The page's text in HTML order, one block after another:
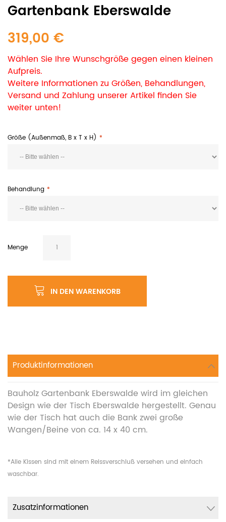
Gartenbank Eberswalde
319,00 €
Wählen Sie Ihre Wunschgröße gegen einen kleinen
Aufpreis.
Weitere Informationen zu Größen, Behandlungen,
Versand und Zahlung unserer Artikel finden Sie
weiter unten!
Größe (Außenmaß, B x T x H)
Behandlung
Menge
IN DEN WARENKORB
Produktinformationen
Bauholz Gartenbank Eberswalde wird im gleichen
Design wie der Tisch Eberswalde hergestellt. Genau
wie der Tisch hat auch die Bank zwei große
Wangen/Beine von ca. 14 x 40 cm.
*Alle Kissen sind mit einem Reissverschluß versehen und einfach
waschbar.
Zusatzinformationen